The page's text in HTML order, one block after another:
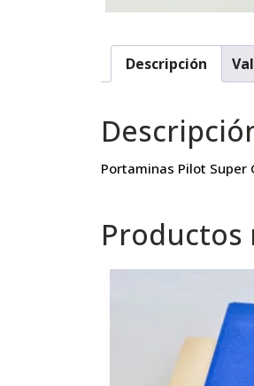
Descripción
Portaminas Pilot Super
Productos